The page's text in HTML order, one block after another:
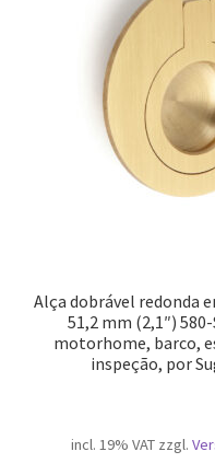
Alça dobrável redonda
51,2 mm (2,1″)
motorhome, barco,
inspeção, por
incl. 19% VAT zzgl.